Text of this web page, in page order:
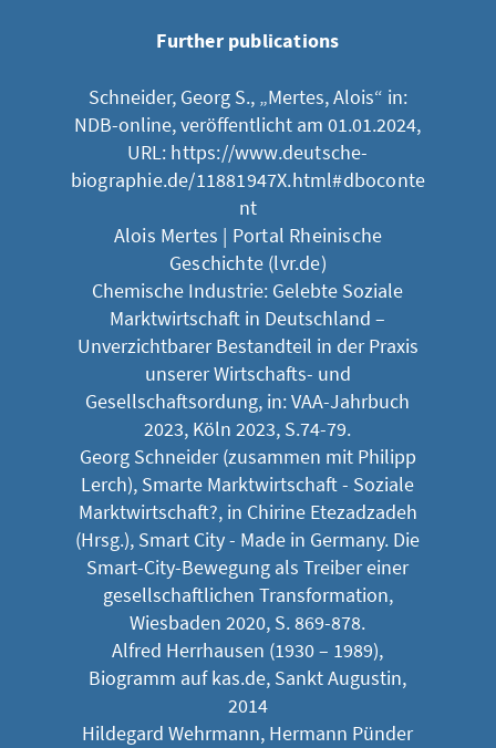
Further publications
Schneider, Georg S., „Mertes, Alois“ in:
NDB-online, veröffentlicht am 01.01.2024,
URL: https://www.deutsche-
biographie.de/11881947X.html#dboconte
nt
Alois Mertes | Portal Rheinische
Geschichte (lvr.de)
Chemische Industrie: Gelebte Soziale
Marktwirtschaft in Deutschland –
Unverzichtbarer Bestandteil in der Praxis
unserer Wirtschafts- und
Gesellschaftsordung, in: VAA-Jahrbuch
2023, Köln 2023, S.74-79.
Georg Schneider (zusammen mit Philipp
Lerch), Smarte Marktwirtschaft - Soziale
Marktwirtschaft?, in Chirine Etezadzadeh
(Hrsg.), Smart City - Made in Germany. Die
Smart-City-Bewegung als Treiber einer
gesellschaftlichen Transformation,
Wiesbaden 2020, S. 869-878.
Alfred Herrhausen (1930 – 1989),
Biogramm auf kas.de, Sankt Augustin,
2014
Hildegard Wehrmann, Hermann Pünder